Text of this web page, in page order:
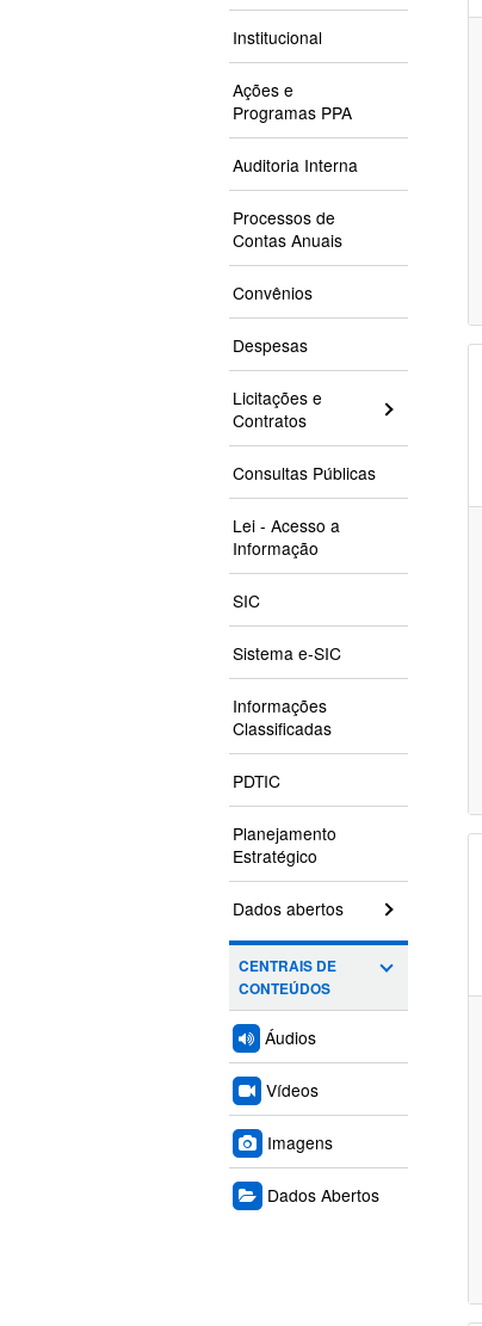
Institucional
Ações e
Programas PPA
Auditoria Interna
Processos de
Contas Anuais
Convênios
Despesas
Licitações e
Contratos
Consultas Públicas
Lei - Acesso a
Informação
SIC
Sistema e-SIC
Informações
Classificadas
PDTIC
Planejamento
Estratégico
Dados abertos
CENTRAIS DE
CONTEÚDOS
Áudios
Vídeos
Imagens
Dados Abertos